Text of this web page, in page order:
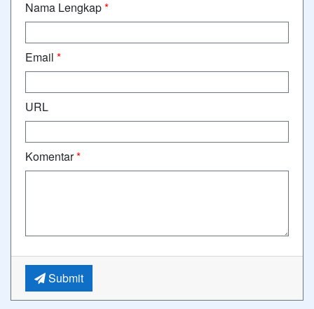
Nama Lengkap*
Email *
URL
Komentar*
Submit